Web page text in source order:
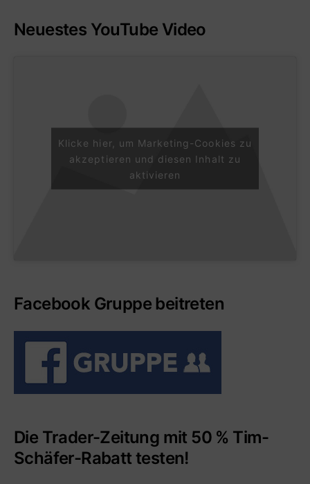
Neuestes YouTube Video
Klicke hier, um Marketing-Cookies zu
akzeptieren und diesen Inhalt zu
aktivieren
Facebook Gruppe beitreten
Die Trader-Zeitung mit 50 % Tim-
Schäfer-Rabatt testen!